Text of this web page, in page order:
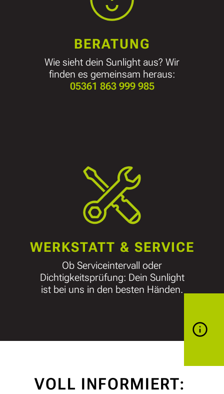
BERATUNG
Wie sieht dein Sunlight aus? Wir
finden es gemeinsam heraus:
05361 863 999 985
WERKSTATT & SERVICE
Ob Serviceintervall oder
Dichtigkeitsprüfung: Dein Sunlight
ist bei uns in den besten Händen.
VOLL INFORMIERT: